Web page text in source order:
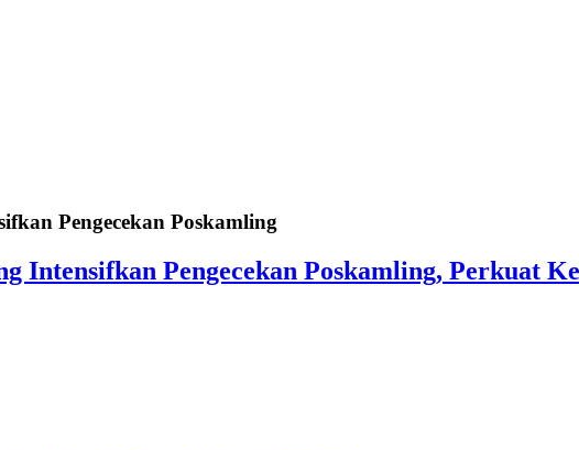
Pengecekan Poskamling
Intensifkan Pengecekan Poskamling, Perkuat